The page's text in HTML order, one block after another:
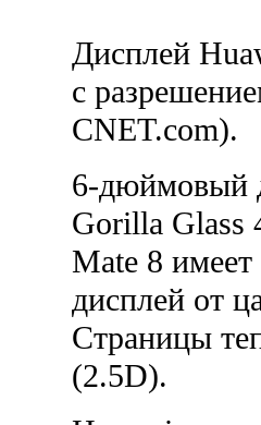
Дисплей
с
CNET.com).
6-дюймовый
Gorilla Glass
Mate 8
дисплей от
Страницы
(2.5D).